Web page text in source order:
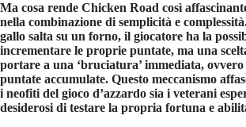
Ma cosa rende Chicken Road così
nella combinazione di semplicità e
gallo salta su un forno, il giocatore ha la
incrementare le proprie puntate, ma una
portare a una ‘bruciatura’ immediata,
puntate accumulate. Questo meccanismo
i neofiti del gioco d’azzardo sia i veterani
desiderosi di testare la propria fortuna e